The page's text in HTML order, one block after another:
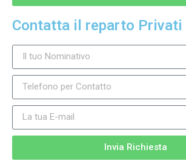
Contatta il reparto Privati
Invia Richiesta